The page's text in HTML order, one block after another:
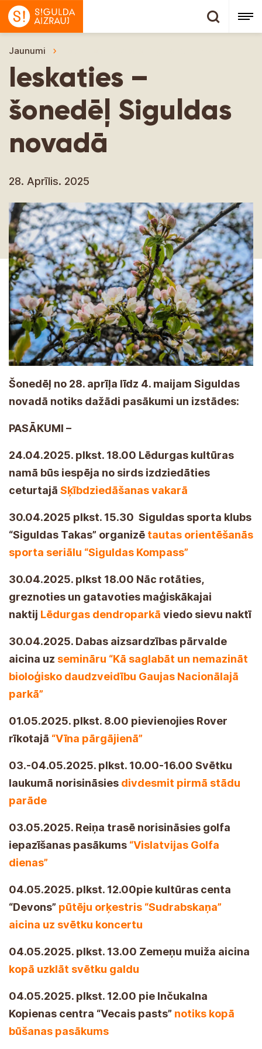
Jaunumi
Ieskaties –
šonedēļ Siguldas
novadā
28. Aprīlis. 2025
Šonedēļ no 28. aprīļa līdz 4. maijam Siguldas
novadā notiks dažādi pasākumi un izstādes:
PASĀKUMI –
24.04.2025. plkst. 18.00 Lēdurgas kultūras
namā būs iespēja no sirds izdziedāties
ceturtajā Sķībdziedāšanas vakarā
30.04.2025 plkst. 15.30 Siguldas sporta klubs
“Siguldas Takas” organizē tautas orientēšanās
sporta seriālu “Siguldas Kompass”
30.04.2025. plkst 18.00 Nāc rotāties,
greznoties un gatavoties maģiskākajai
naktij Lēdurgas dendroparkā viedo sievu naktī
30.04.2025. Dabas aizsardzības pārvalde
aicina uz semināru “Kā saglabāt un nemazināt
bioloģisko daudzveidību Gaujas Nacionālajā
parkā”
01.05.2025. plkst. 8.00 pievienojies Rover
rīkotajā “Vīna pārgājienā”
03.-04.05.2025. plkst. 10.00-16.00 Svētku
laukumā norisināsies divdesmit pirmā stādu
parāde
03.05.2025. Reiņa trasē norisināsies golfa
iepazīšanas pasākums “Vislatvijas Golfa
dienas”
04.05.2025. plkst. 12.00pie kultūras centa
“Devons” pūtēju orķestris “Sudrabskaņa”
aicina uz svētku koncertu
04.05.2025. plkst. 13.00 Zemeņu muiža aicina
kopā uzklāt svētku galdu
04.05.2025. plkst. 12.00 pie Inčukalna
Kopienas centra “Vecais pasts” notiks kopā
būšanas pasākums